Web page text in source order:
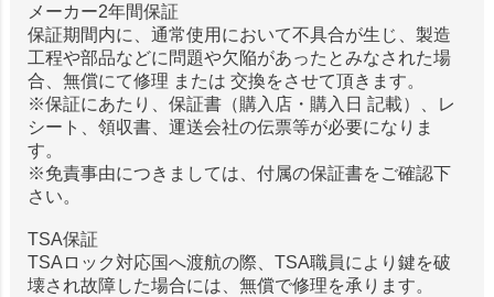
メーカー2年間保証
保証期間内に、通常使用において不具合が生じ、製造
工程や部品などに問題や欠陥があったとみなされた場
合、無償にて修理 または 交換をさせて頂きます。
※保証にあたり、保証書（購入店・購入日 記載）、レ
シート、領収書、運送会社の伝票等が必要になりま
す。
※免責事由につきましては、付属の保証書をご確認下
さい。
TSA保証
TSAロック対応国へ渡航の際、TSA職員により鍵を破
壊され故障した場合には、無償で修理を承ります。